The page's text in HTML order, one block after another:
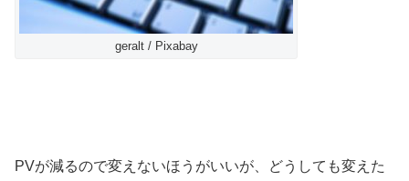
geralt / Pixabay
PVが減るので変えないほうがいいが、どうしても変えた